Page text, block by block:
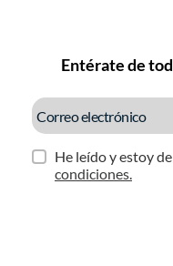
Entérate de
He leído y estoy
condiciones.